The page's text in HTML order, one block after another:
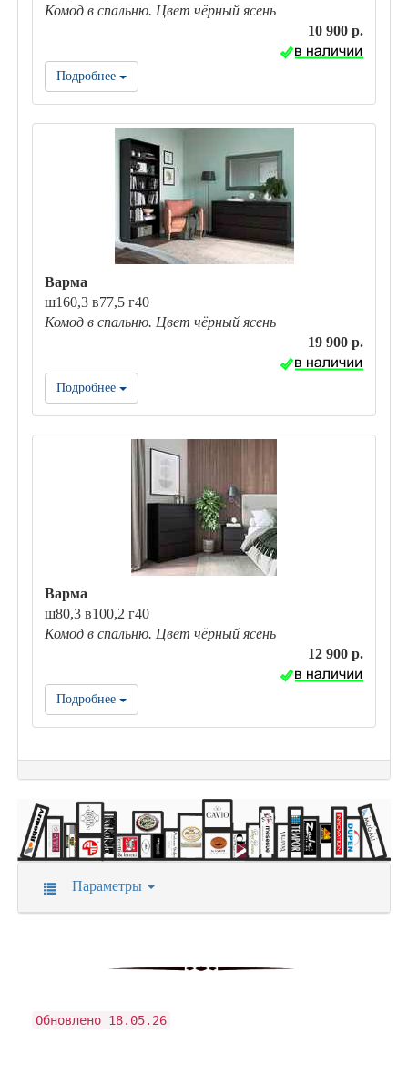
Комод в спальню. Цвет чёрный ясень
10 900 р.
Подробнее
Варма
ш160,3 в77,5 г40
Комод в спальню. Цвет чёрный ясень
19 900 р.
Подробнее
Варма
ш80,3 в100,2 г40
Комод в спальню. Цвет чёрный ясень
12 900 р.
Подробнее
Параметры
Обновлено 18.05.26